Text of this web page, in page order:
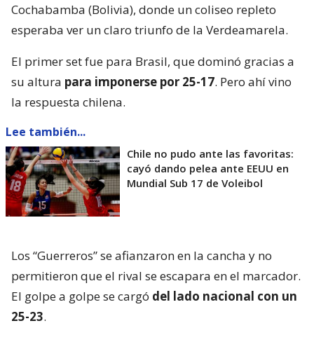
Cochabamba (Bolivia), donde un coliseo repleto
esperaba ver un claro triunfo de la Verdeamarela.
El primer set fue para Brasil, que dominó gracias a
su altura para imponerse por 25-17. Pero ahí vino
la respuesta chilena.
Lee también...
Chile no pudo ante las favoritas:
cayó dando pelea ante EEUU en
Mundial Sub 17 de Voleibol
Los “Guerreros” se afianzaron en la cancha y no
permitieron que el rival se escapara en el marcador.
El golpe a golpe se cargó del lado nacional con un
25-23.